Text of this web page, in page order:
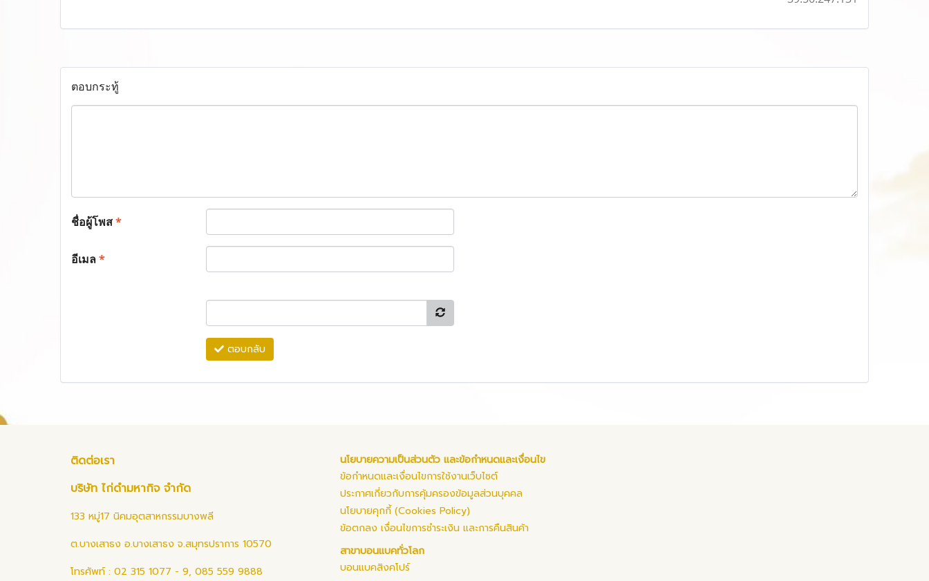
ตอบกระทู้
ชื่อผู้โพส*
อีเมล*
ตอบกลับ
ติดต่อเรา
บริษัท ไก่ดำมหากิจ จำกัด
133 หมู่17 นิคมอุตสาหกรรมบางพลี
ต.บางเสาธง อ.บางเสาธง จ.สมุทรปราการ 10570
โทรศัพท์ : 02 315 1077 - 9, 085 559 9888
นโยบายความเป็นส่วนตัว และข้อกำหนดและเงื่อนไข
ข้อกำหนดและเงื่อนไขการใช้งานเว็บไซต์
ประกาศเกี่ยวกับการคุ้มครองข้อมูลส่วนบุคคล
นโยบายคุกกี้ (Cookies Policy)
ข้อตกลง เงื่อนไขการชำระเงิน และการคืนสินค้า
สาขาบอนแบคทั่วโลก
บอนแบคสิงคโปร์